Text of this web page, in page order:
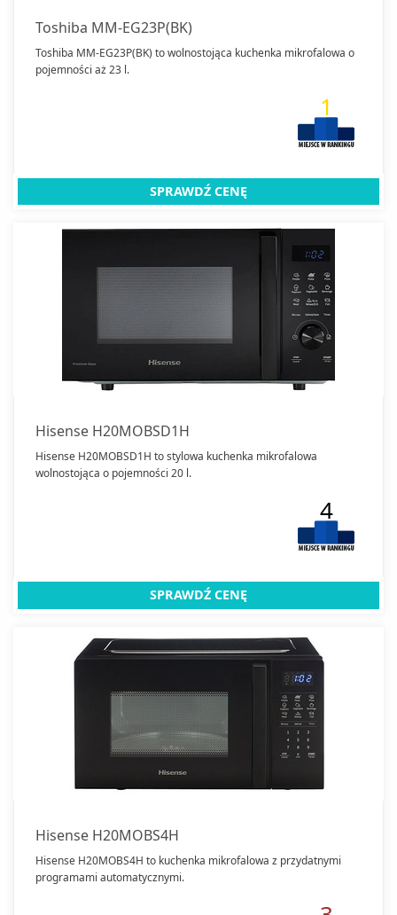
Toshiba MM-EG23P(BK)
Toshiba MM-EG23P(BK) to wolnostojąca kuchenka mikrofalowa o
pojemności aż 23 l.
1
SPRAWDŹ CENĘ
Hisense H20MOBSD1H
Hisense H20MOBSD1H to stylowa kuchenka mikrofalowa
wolnostojąca o pojemności 20 l.
4
SPRAWDŹ CENĘ
Hisense H20MOBS4H
Hisense H20MOBS4H to kuchenka mikrofalowa z przydatnymi
programami automatycznymi.